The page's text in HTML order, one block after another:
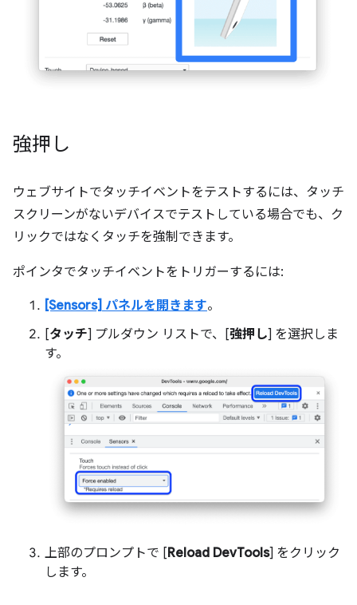
強押し
ウェブサイトでタッチイベントをテストするには、タッチ
スクリーンがないデバイスでテストしている場合でも、ク
リックではなくタッチを強制できます。
ポインタでタッチイベントをトリガーするには:
[Sensors] パネルを開きます。
[タッチ] プルダウン リストで、[強押し] を選択しま
す。
上部のプロンプトで [Reload DevTools] をクリック
します。